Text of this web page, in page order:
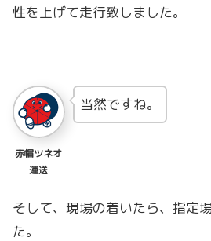
性を上げて走行致しました。
赤帽ツネオ
運送
当然ですね。
そして、現場の着いたら、指定
た。